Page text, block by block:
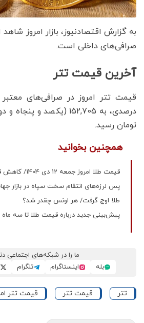
به گزارش اقتصادنیوز، بازار امروز
صرافی‌های داخلی است.
آخرین قیمت تتر
درصدی، به 152,705 (یکصد
تومان رسید.
همچنین بخوانید
قیمت طلا امروز جمعه 12 دی 1404/ کاهش قیمت
پس لرزه‌های انتقام سخت سپاه در بازار
طلا اوج گرفت/ هر اونس چقدر شد؟
پیش‌بینی جدید درباره قیمت طلا تا سه ماه
ما را در شبکه‌های اجتماعی
بله
اینستاگرام تلگرام
تتر قیمت تتر قیمت تتر